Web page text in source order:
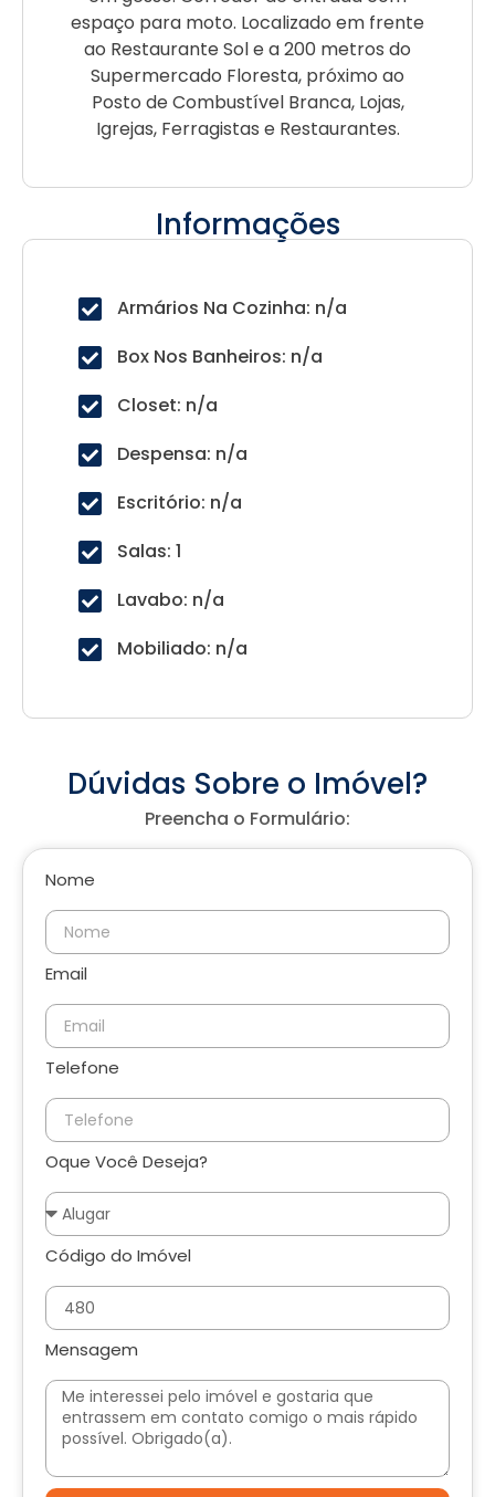
espaço para moto. Localizado em frente
ao Restaurante Sol e a 200 metros do
Supermercado Floresta, próximo ao
Posto de Combustível Branca, Lojas,
Igrejas, Ferragistas e Restaurantes.
Informações
Armários Na Cozinha: n/a
Box Nos Banheiros: n/a
Closet: n/a
Despensa: n/a
Escritório: n/a
Salas: 1
Lavabo: n/a
Mobiliado: n/a
Dúvidas Sobre o Imóvel?
Preencha o Formulário:
Nome
Email
Telefone
Oque Você Deseja?
Código do Imóvel
Mensagem